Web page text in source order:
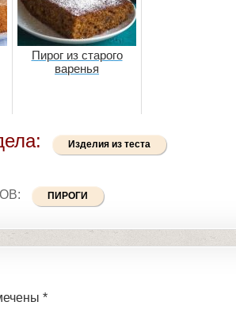
Пирог из старого
варенья
Изделия из теста
ПИРОГИ
*